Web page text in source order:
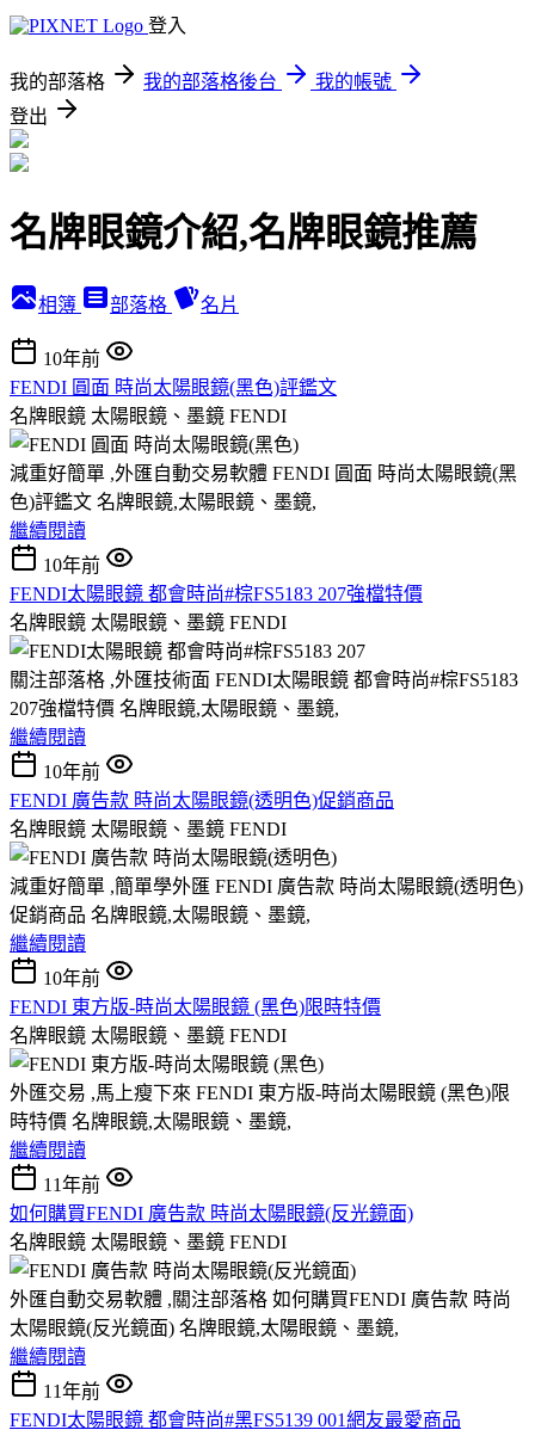
登入
我的部落格 我的部落格後台
我的帳號
登出
名牌眼鏡介紹,名牌眼鏡推薦
相簿 部落格 名片
10年前
FENDI 圓面 時尚太陽眼鏡(黑色)評鑑文
名牌眼鏡 太陽眼鏡、墨鏡 FENDI
減重好簡單 ,外匯自動交易軟體 FENDI 圓面 時尚太陽眼鏡(黑
色)評鑑文 名牌眼鏡,太陽眼鏡、墨鏡,
繼續閱讀
10年前
FENDI太陽眼鏡 都會時尚#棕FS5183 207強檔特價
名牌眼鏡 太陽眼鏡、墨鏡 FENDI
關注部落格 ,外匯技術面 FENDI太陽眼鏡 都會時尚#棕FS5183
207強檔特價 名牌眼鏡,太陽眼鏡、墨鏡,
繼續閱讀
10年前
FENDI 廣告款 時尚太陽眼鏡(透明色)促銷商品
名牌眼鏡 太陽眼鏡、墨鏡 FENDI
減重好簡單 ,簡單學外匯 FENDI 廣告款 時尚太陽眼鏡(透明色)
促銷商品 名牌眼鏡,太陽眼鏡、墨鏡,
繼續閱讀
10年前
FENDI 東方版-時尚太陽眼鏡 (黑色)限時特價
名牌眼鏡 太陽眼鏡、墨鏡 FENDI
外匯交易 ,馬上瘦下來 FENDI 東方版-時尚太陽眼鏡 (黑色)限
時特價 名牌眼鏡,太陽眼鏡、墨鏡,
繼續閱讀
11年前
如何購買FENDI 廣告款 時尚太陽眼鏡(反光鏡面)
名牌眼鏡 太陽眼鏡、墨鏡 FENDI
外匯自動交易軟體 ,關注部落格 如何購買FENDI 廣告款 時尚
太陽眼鏡(反光鏡面) 名牌眼鏡,太陽眼鏡、墨鏡,
繼續閱讀
11年前
FENDI太陽眼鏡 都會時尚#黑FS5139 001網友最愛商品